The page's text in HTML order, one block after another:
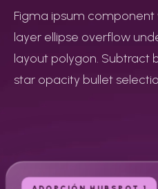
Figma ipsum component
layer ellipse overflow
layout polygon. Subtract
star opacity bullet